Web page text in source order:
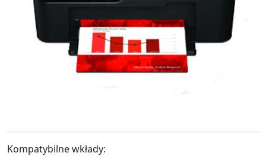
Kompatybilne wkłady: